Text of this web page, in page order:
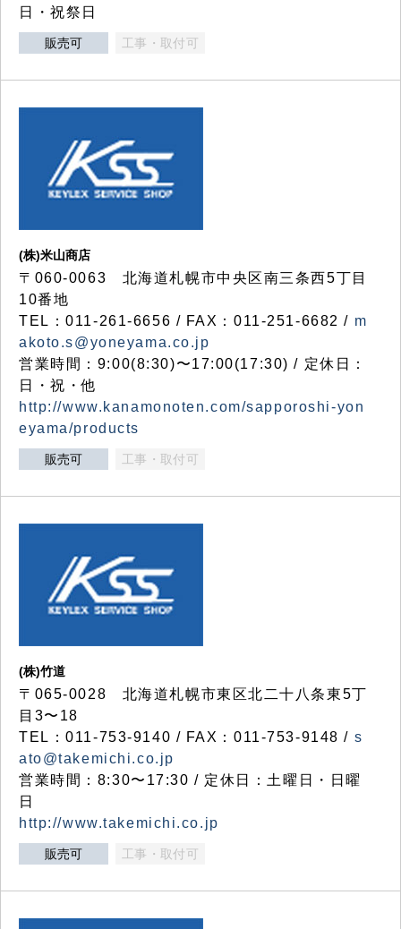
日・祝祭日
販売可 工事・取付可
(株)米山商店
〒060-0063 北海道札幌市中央区南三条西5丁目
10番地
TEL：011-261-6656 / FAX：011-251-6682 / m
akoto.s@yoneyama.co.jp
営業時間：9:00(8:30)〜17:00(17:30) / 定休日：
日・祝・他
http://www.kanamonoten.com/sapporoshi-yon
eyama/products
販売可 工事・取付可
(株)竹道
〒065-0028 北海道札幌市東区北二十八条東5丁
目3〜18
TEL：011-753-9140 / FAX：011-753-9148 / s
ato@takemichi.co.jp
営業時間：8:30〜17:30 / 定休日：土曜日・日曜
日
http://www.takemichi.co.jp
販売可 工事・取付可